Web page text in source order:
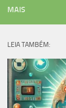
MAIS
LEIA TAMBÉM: